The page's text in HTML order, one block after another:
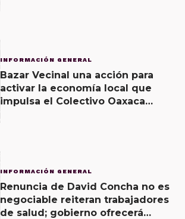
INFORMACIÓN GENERAL
Bazar Vecinal una acción para
activar la economía local que
impulsa el Colectivo Oaxaca
INFORMACIÓN GENERAL
Renuncia de David Concha no es
negociable reiteran trabajadores
de salud; gobierno ofrecerá